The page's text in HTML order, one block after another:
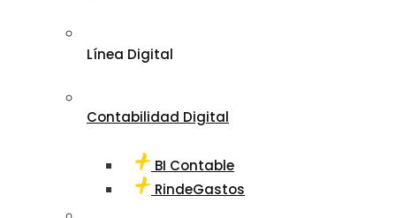
Línea Digital
Contabilidad Digital
BI Contable
RindeGastos